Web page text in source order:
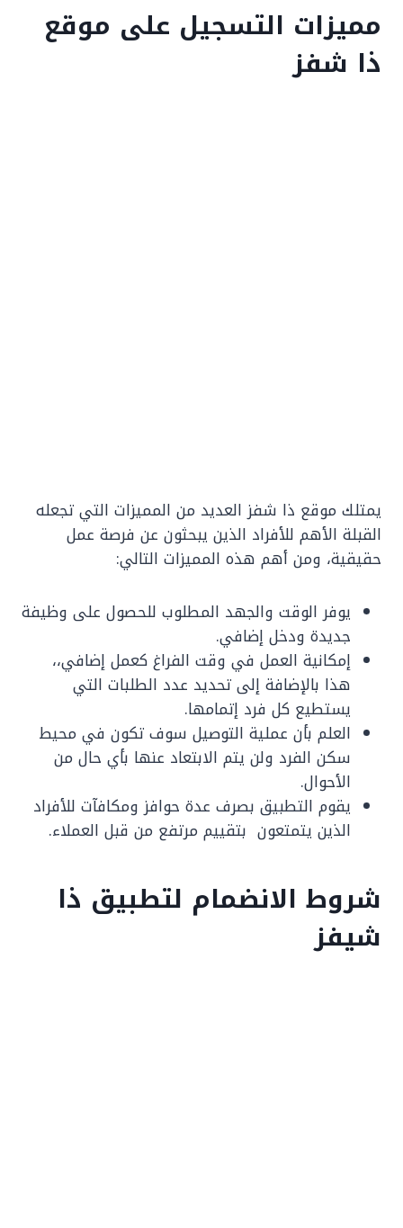
مميزات التسجيل على موقع
ذا شفز
يمتلك موقع ذا شفز العديد من المميزات التي تجعله
القبلة الأهم للأفراد الذين يبحثون عن فرصة عمل
حقيقية، ومن أهم هذه المميزات التالي:
يوفر الوقت والجهد المطلوب للحصول على وظيفة
جديدة ودخل إضافي.
إمكانية العمل في وقت الفراغ كعمل إضافي،،
هذا بالإضافة إلى تحديد عدد الطلبات التي
يستطيع كل فرد إتمامها.
العلم بأن عملية التوصيل سوف تكون في محيط
سكن الفرد ولن يتم الابتعاد عنها بأي حال من
الأحوال.
يقوم التطبيق بصرف عدة حوافز ومكافآت للأفراد
الذين يتمتعون بتقييم مرتفع من قبل العملاء.
شروط الانضمام لتطبيق ذا
شيفز